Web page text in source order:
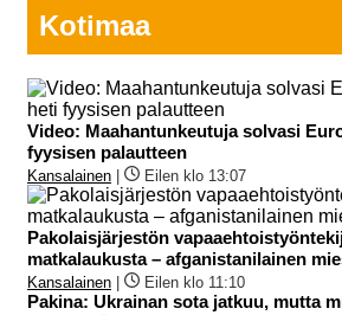
Kotimaa
Video: Maahantunkeutuja solvasi
fyysisen palautteen
Kansalainen Eilen klo 13:07
Pakolaisjärjestön
matkalaukusta – afganistanilainen
Kansalainen Eilen klo 11:10
Pakina: Ukrainan sota jatkuu, mutta